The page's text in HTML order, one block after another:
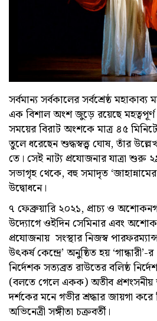
সর্বমান্য সর্বকালের সর্বশ্রেষ্ঠ
এক বিশাল অংশ জুড়ে রয়েছে মহত্বপূর্ণ
সময়ের বিরাট অংশকে মাত্র ৪৫
তুলে ধরেছেন শুদ্ধস্বত্ত্ব ঘোষ, তাঁর
তে। সেই নাট্য প্রযোজনার যাত্রা শুরু
সভাগৃহ থেকে, বহু সমাদৃত
উদ্বোধনে।
৭ ফেব্রুয়ারি ২০২১, প্রাচ্য ও
উদ্যোগে ওইদিন সেমিনার এবং
প্রযোজনায় সংস্থার নিজস্ব
উৎকর্ষ কেন্দ্রে’ অনুষ্ঠিত হয়
নির্দেশক সত্যব্রত রাউতের বলিষ্ঠ
(বলতে গেলে একক) অতীব
দর্শকের মনে গভীর শ্রদ্ধার জায়গা
অভিনেত্রী সঙ্গীতা চক্রবর্তী।